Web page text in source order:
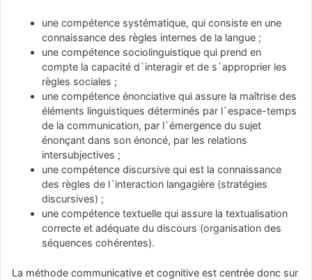
une compétence systématique, qui consiste en une
connaissance des règles internes de la langue ;
une compétence sociolinguistique qui prend en
compte la capacité d`interagir et de s`approprier les
règles sociales ;
une compétence énonciative qui assure la maîtrise des
éléments linguistiques déterminés par l`espace-temps
de la communication, par l`émergence du sujet
énonçant dans son énoncé, par les relations
intersubjectives ;
une compétence discursive qui est la connaissance
des règles de l`interaction langagière (stratégies
discursives) ;
une compétence textuelle qui assure la textualisation
correcte et adéquate du discours (organisation des
séquences cohérentes).
La méthode communicative et cognitive est centrée donc sur